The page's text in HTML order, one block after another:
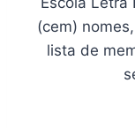
(cem)
lista de